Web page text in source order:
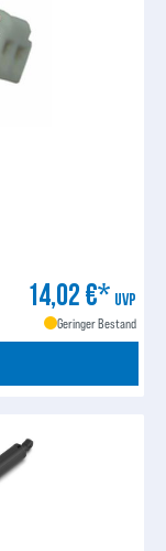
14,02 €* UVP
Geringer Bestand